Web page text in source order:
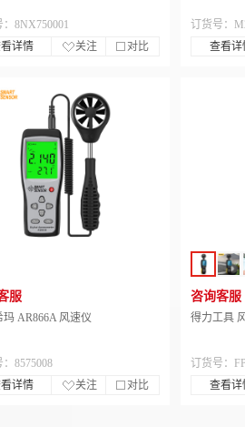
8NX750001
详情
关注 对比
订货号：
查看详
服
玛 AR866A 风速仪
8575008
详情
关注 对比
咨询客服
得力工具
订货号：
查看详